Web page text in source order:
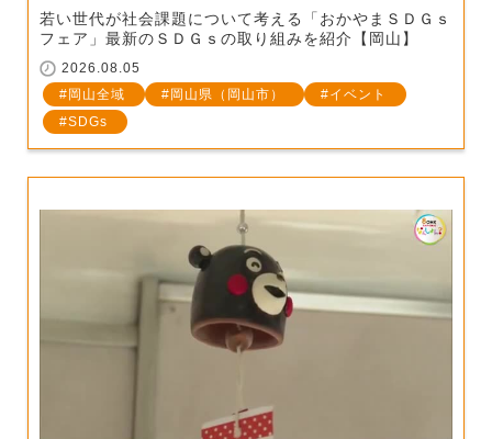
若い世代が社会課題について考える「おかやまＳＤＧｓ
フェア」最新のＳＤＧｓの取り組みを紹介【岡山】
2026.08.05
岡山全域
岡山県（岡山市）
イベント
SDGs